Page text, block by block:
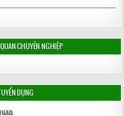
CHUYÊN NGHIỆP
DỤNG